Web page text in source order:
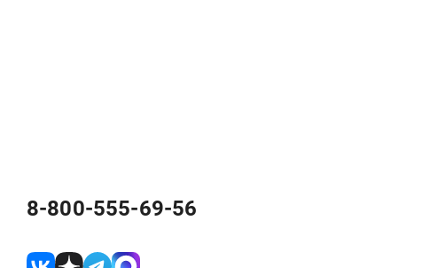
8-800-555-69-56